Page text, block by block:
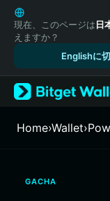
English
日本語
Tiếng Việt
Español
Türkçe
Français
繁體中文
現在、このページは日
えますか？
Englishに
Home›Wallet›
GACHA